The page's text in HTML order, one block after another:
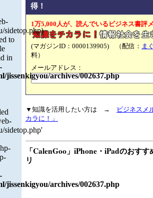
得！
1万5,000人が、読んでいるビジネス書評
(マガジンID：0000139905) （配信： ま
料）
メールアドレス：
▼知識を活用したい方は →
ビジネスメ
カラに！」
「CalenGoo」iPhone・iPadのおす
リ
sidetop.php)
to
in
jissenkigyou/archives/002637.php
sidetop.php'
jissenkigyou/archives/002637.php